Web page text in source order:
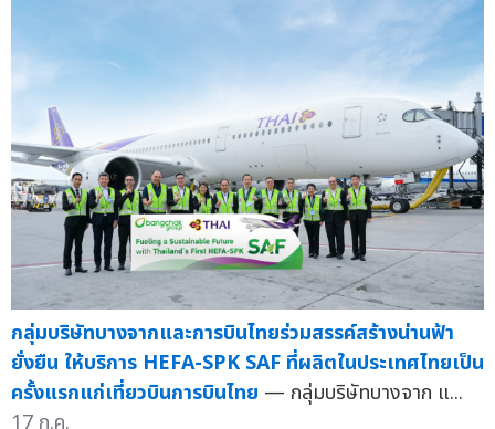
กลุ่มบริษัทบางจากและการบินไทยร่วมสรรค์สร้างน่านฟ้า
ยั่งยืน ให้บริการ HEFA-SPK SAF ที่ผลิตในประเทศไทยเป็น
ครั้งแรกแก่เที่ยวบินการบินไทย — กลุ่มบริษัทบางจาก แ...